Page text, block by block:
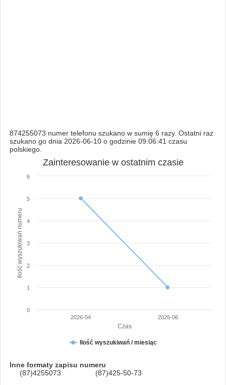
874255073 numer telefonu szukano w sumię 6 razy. Ostatni raz
szukano go dnia 2026-06-10 o godzinie 09:06:41 czasu
polskiego.
Czas
Ilość wyszukiwań numeru
Zainteresowanie w ostatnim czasie
Ilość wyszukiwań / miesiąc
2026-04 2026-06
0
1
2
3
4
5
6
Inne formaty zapisu numeru
(87)4255073
(87)425-50-73